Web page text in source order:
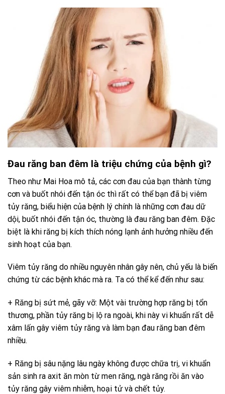
Đau răng ban đêm là triệu chứng của bệnh gì?
Theo như Mai Hoa mô tả, các cơn đau của bạn thành từng
cơn và buốt nhói đến tận óc thì rất có thể bạn đã bị viêm
tủy răng, biểu hiện của bệnh lý chính là những cơn đau dữ
dội, buốt nhói đến tận óc, thường là đau răng ban đêm. Đặc
biệt là khi răng bị kích thích nóng lạnh ảnh hưởng nhiều đến
sinh hoạt của bạn.
Viêm tủy răng do nhiều nguyên nhân gây nên, chủ yếu là biến
chứng từ các bệnh khác mà ra. Ta có thể kể đến như sau:
+ Răng bị sứt mẻ, gãy vỡ: Một vài trường hợp răng bị tổn
thương, phần tủy răng bị lộ ra ngoài, khi này vi khuẩn rất dễ
xâm lấn gây viêm tủy răng và làm bạn đau răng ban đêm
nhiều.
+ Răng bị sâu nặng lâu ngày không được chữa trị, vi khuẩn
sản sinh ra axit ăn mòn từ men răng, ngà răng rồi ăn vào
tủy răng gây viêm nhiễm, hoại tử và chết tủy.